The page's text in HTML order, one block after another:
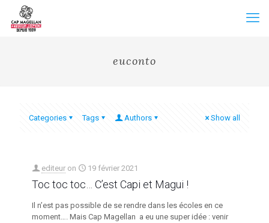
euconto
Categories Tags Authors Show all
editeur on 19 février 2021
Toc toc toc… C’est Capi et Magui !
Il n’est pas possible de se rendre dans les écoles en ce
moment…. Mais Cap Magellan a eu une super idée : venir